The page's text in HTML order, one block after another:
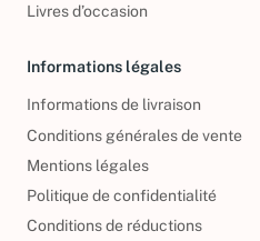
Livres d’occasion
Informations légales
Informations de livraison
Conditions générales de vente
Mentions légales
Politique de confidentialité
Conditions de réductions